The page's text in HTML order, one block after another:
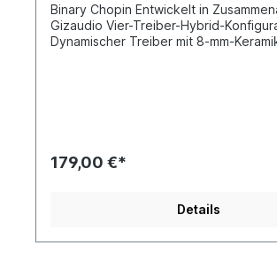
Binary Chopin Entwickelt in Zusammenarbeit mit
Gizaudio Vier-Treiber-Hybrid-
Dynamischer Treiber mit 8-mm-
mit Silberbeschichtung Erhältlich mit
deine Ohren Klang und Emotionen
strebt BINARY Acoustics seit 2017
179,00 €*
Details